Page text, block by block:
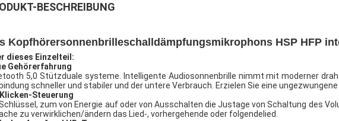
BESCHREIBUNG
Kopfhörersonnenbrilleschalldämpfungsmikrophons HSP HFP
dieses Einzelteil:
Gehörerfahrung
5,0 Stützduale systeme. Intelligente Audiosonnenbrille nimmt mit moderner
schneller und stabiler und der untere Verbrauch. Erzielen Sie eine
Klicken-Steuerung
Schlüssel, zum von Energie auf oder von Ausschalten die Justage von Schaltung des
zu verwirklichen/ändern das Lied-, vorhergehende oder folgendelied.